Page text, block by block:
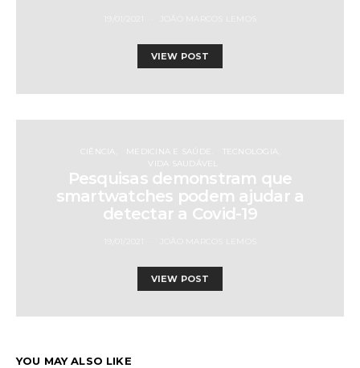
VIEW POST
CIÊNCIA MEDICINA E SAÚDE
TECNOLOGIA
VIDA SAUDÁVEL
Pesquisas demonstram que
smartwatches podem ajudar a
detectar a Covid-19
VIEW POST
YOU MAY ALSO LIKE